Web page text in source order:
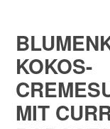
KOKOS-
MIT